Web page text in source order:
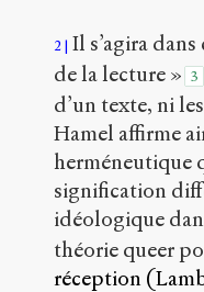
2 Il s’agira
de la lecture » 3
d’un texte, ni
Hamel affirme
herméneutique
signification
idéologique
théorie queer
réception